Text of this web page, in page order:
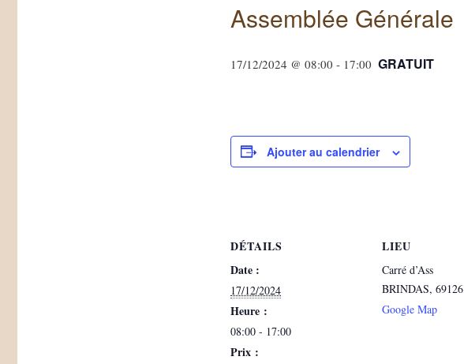
Assemblée Générale
17/12/2024 @ 08:00 - 17:00 GRATUIT
Ajouter au calendrier
DÉTAILS
Date :
17/12/2024
Heure :
08:00 - 17:00
Prix :
LIEU
Carré d’Ass
BRINDAS, 69126
Google Map